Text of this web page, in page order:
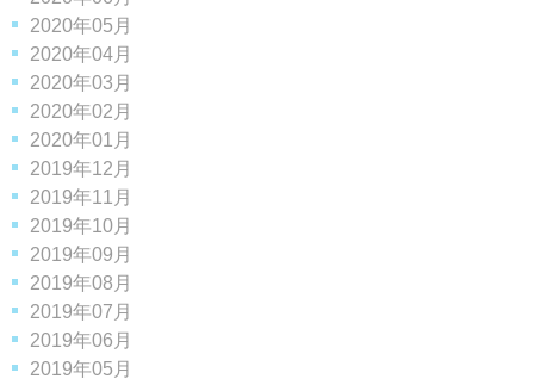
2020年05月
2020年04月
2020年03月
2020年02月
2020年01月
2019年12月
2019年11月
2019年10月
2019年09月
2019年08月
2019年07月
2019年06月
2019年05月